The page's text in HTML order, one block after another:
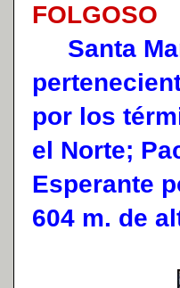
FOLGOSO
Santa
por los
el Norte;
Esperante
604 m. de